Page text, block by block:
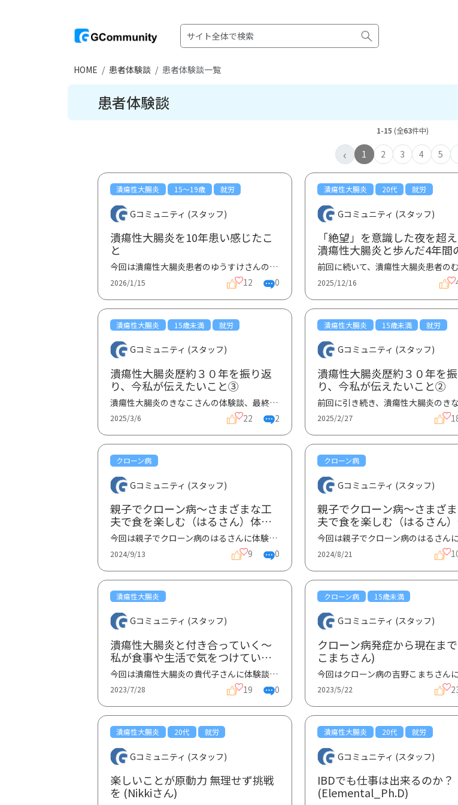
HOME 患者体験談 患者体験談一覧
患者体験談
1-15 (全63件中)
‹ 1 2 3 4 5
潰瘍性大腸炎 15〜19歳 就労
Gコミュニティ (スタッフ)
潰瘍性大腸炎を10年患い感じたこ
と
今回は潰瘍性大腸炎患者のゆうすけさんの体験談第一弾です。 ゆうすけさん、ご寄稿ありがとうございま...
2026/1/15 12 0
潰瘍性大腸炎 20代 就労
Gコミュニティ (スタッフ)
「絶望」を意識した夜を超え
潰瘍性大腸炎と歩んだ4年間
と、同志へのメッセージ②
2025/12/16
潰瘍性大腸炎 15歳未満 就労
Gコミュニティ (スタッフ)
潰瘍性大腸炎歴約３０年を振り返
り、今私が伝えたいこと③
潰瘍性大腸炎のきなこさんの体験談、最終作です。体験談③ではこれからの目標や他の患者さんへの心温かい...
2025/3/6 22 2
潰瘍性大腸炎 15歳未満 就労
Gコミュニティ (スタッフ)
潰瘍性大腸炎歴約３０年を
り、今私が伝えたいこと②
2025/2/27
クローン病
Gコミュニティ (スタッフ)
親子でクローン病～さまざまな工
夫で食を楽しむ（はるさん）体験
談③
今回は親子でクローン病のはるさんに体験談を寄稿いただきました。体験談①では娘さんについて、②ではお...
2024/9/13 9 0
クローン病
Gコミュニティ (スタッフ)
親子でクローン病～さまざ
夫で食を楽しむ（はるさん
談②
2024/8/21
潰瘍性大腸炎
Gコミュニティ (スタッフ)
潰瘍性大腸炎と付き合っていく～
私が食事や生活で気をつけている
こと (貴代子さん)
今回は潰瘍性大腸炎の貴代子さんに体験談を寄稿いただきました。リウマチも罹患されており両方の病気を...
2023/7/28 19 0
クローン病 15歳未満
Gコミュニティ (スタッフ)
クローン病発症から現在ま
こまちさん)
2023/5/22
潰瘍性大腸炎 20代 就労
Gコミュニティ (スタッフ)
楽しいことが原動力 無理せず挑戦
を (Nikkiさん)
潰瘍性大腸炎 20代 就労
Gコミュニティ (スタッフ)
IBDでも仕事は出来るのか？
(Elemental_Ph.D)